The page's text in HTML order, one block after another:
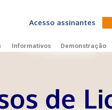
Acesso assinantes
Informativos Demonstração
de